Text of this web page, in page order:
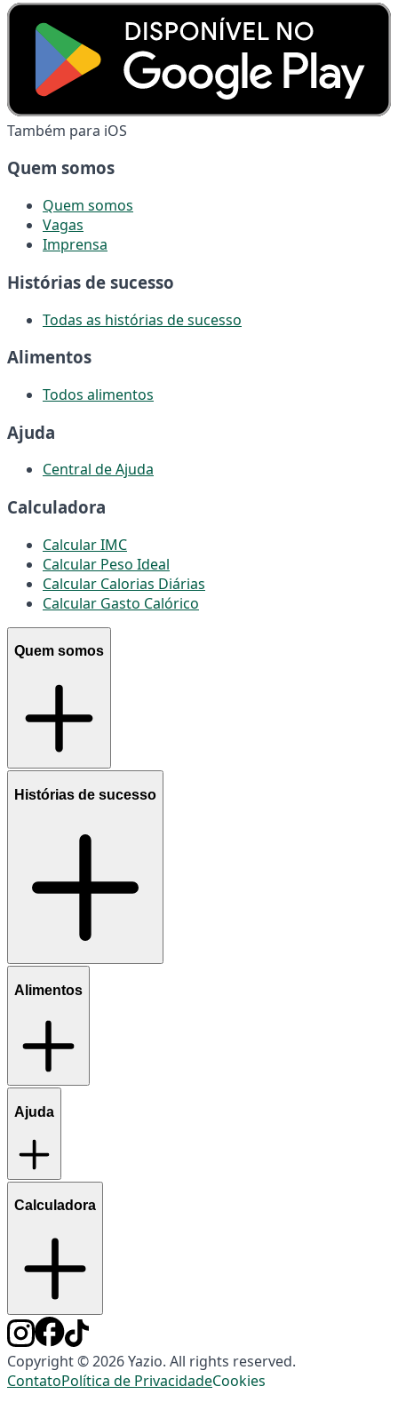
Também para iOS
Quem somos
Quem somos
Vagas
Imprensa
Histórias de sucesso
Todas as histórias de sucesso
Alimentos
Todos alimentos
Ajuda
Central de Ajuda
Calculadora
Calcular IMC
Calcular Peso Ideal
Calcular Calorias Diárias
Calcular Gasto Calórico
Quem somos
Histórias de sucesso
Alimentos
Ajuda
Calculadora
Copyright © 2026 Yazio. All rights reserved.
ContatoPolítica de PrivacidadeCookies